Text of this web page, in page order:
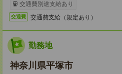
交通費別途支給あり
交通費 交通費支給（規定あり）
勤務地
神奈川県平塚市